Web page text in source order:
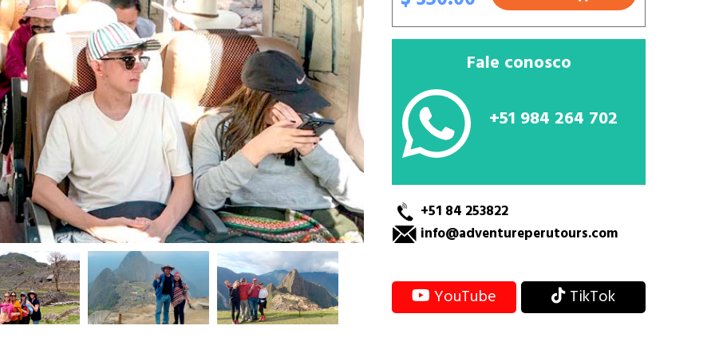
Fale conosco
+51 984 264 702
+51 84 253822
info@adventureperutours.com
YouTube TikTok